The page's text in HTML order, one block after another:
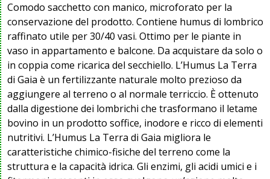
quantità
Comodo sacchetto con manico, microforato per la
conservazione del prodotto. Contiene humus di lombrico
raffinato utile per 30/40 vasi. Ottimo per le piante in
vaso in appartamento e balcone. Da acquistare da solo o
in coppia come ricarica del secchiello. L’Humus La Terra
di Gaia è un fertilizzante naturale molto prezioso da
aggiungere al terreno o al normale terriccio. È ottenuto
dalla digestione dei lombrichi che trasformano il letame
bovino in un prodotto soffice, inodore e ricco di elementi
nutritivi. L’Humus La Terra di Gaia migliora le
caratteristiche chimico-fisiche del terreno come la
struttura e la capacità idrica. Gli enzimi, gli acidi umici e i